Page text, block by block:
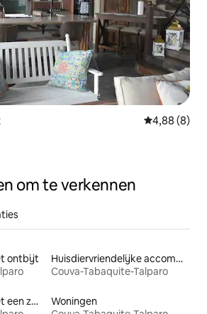
Gemiddelde
4,88 (8)
om te verkennen
ontbijt
Huisdiervriendelijke accommodaties
Couva-Tabaquite-Talparo
Accommodaties met een zwembad
Woningen